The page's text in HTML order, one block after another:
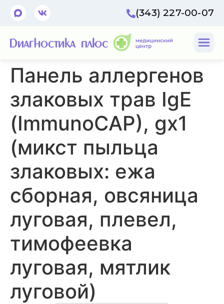
(343) 227-00-07
Панель аллергенов
злаковых трав IgE
(ImmunoCAP), gx1
(микст пыльца
злаковых: ежа
сборная, овсяница
луговая, плевел,
тимофеевка
луговая, мятлик
луговой)